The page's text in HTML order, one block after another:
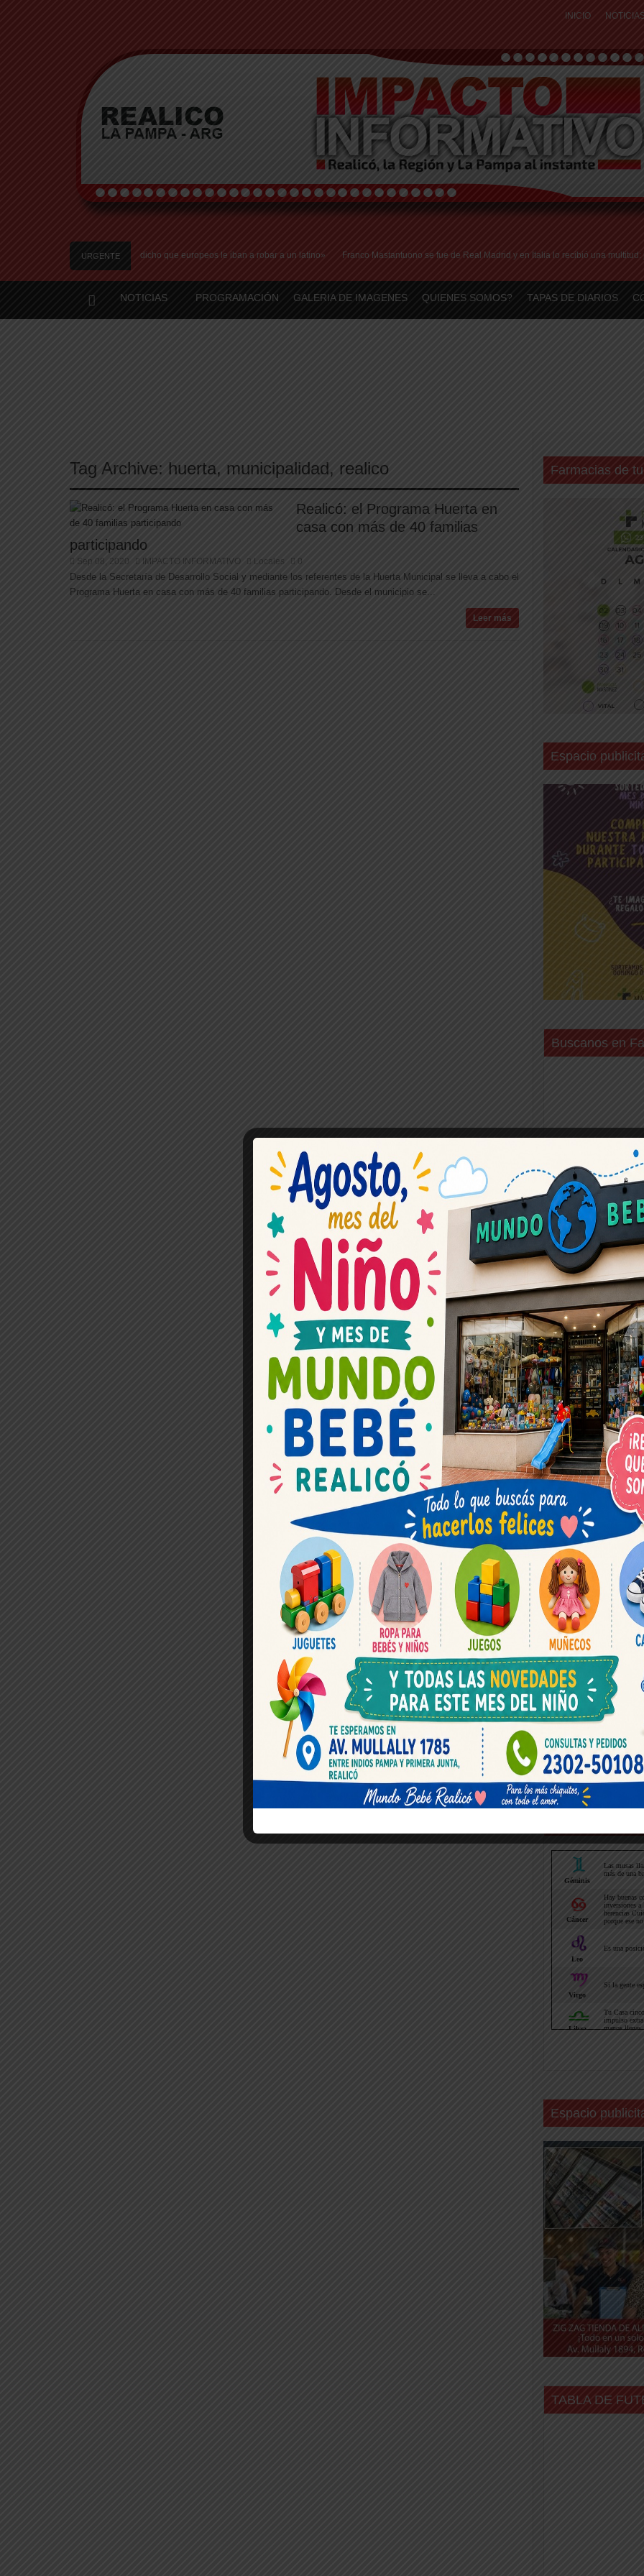
INICIO
URGENTE
en Italia: «Quién hubiera dicho que europeos le iban a robar a un latino» Franco Mastantuono se fue de Real Madrid y en Italia lo recibió una multitud: jugará
NOTICIAS PROGRAMACIÓN GALERIA DE IMAGENES QUIENES SOMOS? TAPAS DE DIARIOS
Tag Archive: huerta, municipalidad, realico
Realicó: el Programa Huerta en
casa con más de 40 familias
participando
Sep 08, 2020 IMPACTO INFORMATIVO Locales 0
Desde la Secretaría de Desarrollo Social y mediante los referentes de la Huerta Municipal se lleva a cabo el
Programa Huerta en casa con más de 40 familias participando. Desde el municipio se...
Leer más
Farmacias de
Espacio
Buscanos en
Espacio
Espacio
TABLA DE